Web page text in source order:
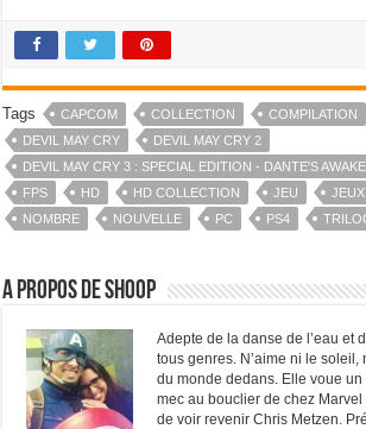
Tags CAPCOM COLLECTION COMPILATION
DEVIL MAY CRY
DEVIL MAY CRY 2
DEVIL MAY CRY 3 : SPECIAL EDITION - DANTE'S
FPS
HD HD COLLECTION JEU JEUX
NOMBRE
NOUVELLE PC PS4
A propos de Shoop
Adepte de la danse de l’eau et
tous genres. N’aime ni le soleil,
du monde dedans. Elle voue
mec au bouclier de chez
de voir revenir Chris Metzen.